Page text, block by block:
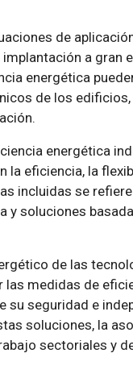
de
a gran
energética
de los
energética
la eficiencia, la
incluidas se
soluciones
de las
medidas de
su seguridad e
soluciones, la
sectoriales y